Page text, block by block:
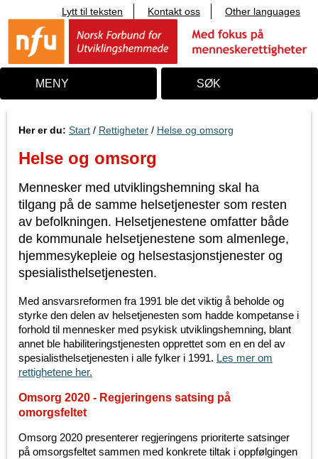
i
n
o
Lytt til teksten Kontakt oss Other languages
MENY SØK
Her er du: Start / Rettigheter / Helse og omsorg
Helse og omsorg
Mennesker med utviklingshemning skal ha
tilgang på de samme helsetjenester som resten
av befolkningen. Helsetjenestene omfatter både
de kommunale helsetjenestene som almenlege,
hjemmesykepleie og helsestasjonstjenester og
spesialisthelsetjenesten.
Med ansvarsreformen fra 1991 ble det viktig å beholde og
styrke den delen av helsetjenesten som hadde kompetanse i
forhold til mennesker med psykisk utviklingshemning, blant
annet ble habiliteringstjenesten opprettet som en en del av
spesialisthelsetjenesten i alle fylker i 1991. Les mer om
rettighetene her.
Omsorg 2020 - Regjeringens satsing på
omorgsfeltet
Omsorg 2020 presenterer regjeringens prioriterte satsinger
på omsorgsfeltet sammen med konkrete tiltak i oppfølgingen